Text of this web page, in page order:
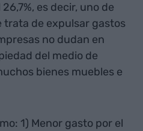
es decir, uno de
trata de expulsar gastos
no dudan en
del medio de
bienes muebles e
1) Menor gasto por el